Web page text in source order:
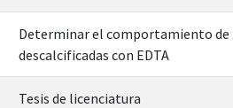
Determinar el comportamiento de
descalcificadas con EDTA
Tesis de licenciatura